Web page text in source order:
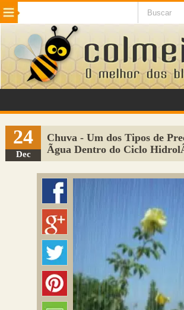
Beleza Cinema e TV
Internet Jogos NotÃ­cias
VeÃ­culos Adulto
Sugerir Link
Adicionar Blog
Colmeia Exchange
24
Dec
Chuva - Um dos Tipos de
Ãgua Dentro do Ciclo